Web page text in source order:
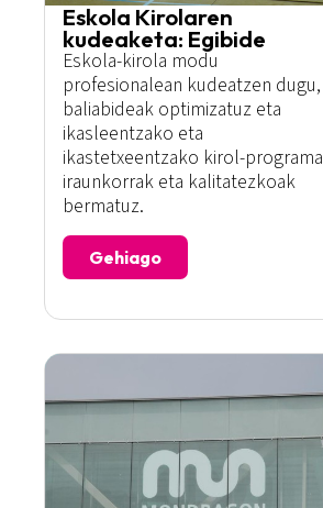
Eskola Kirolaren
kudeaketa: Egibide
Eskola-kirola modu
profesionalean kudeatzen dugu,
baliabideak optimizatuz eta
ikasleentzako eta
ikastetxeentzako kirol-programa
iraunkorrak eta kalitatezkoak
bermatuz.
Gehiago